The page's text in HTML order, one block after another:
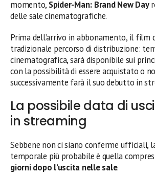
momento, Spider-Man: Brand New Day
delle sale cinematografiche.
Prima dell’arrivo in abbonamento, il film
tradizionale percorso di distribuzione:
cinematografica, sarà disponibile sui
con la possibilità di essere acquistato o
successivamente farà il suo debutto in
La possibile data di
in streaming
Sebbene non ci siano conferme ufficiali,
temporale più probabile è quella
giorni dopo l’uscita nelle sale.